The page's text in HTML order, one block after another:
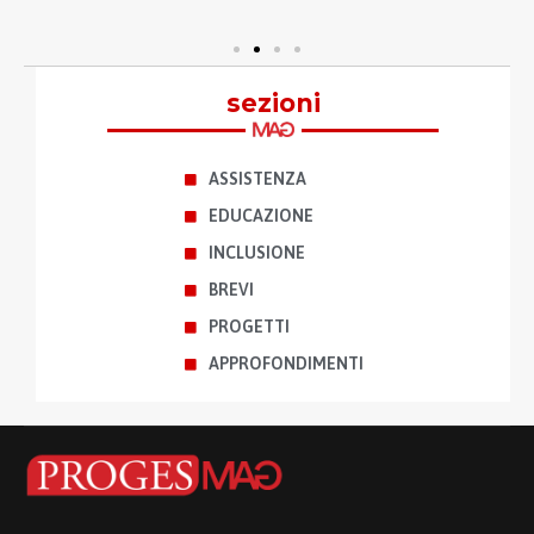
sezioni
ASSISTENZA
EDUCAZIONE
INCLUSIONE
BREVI
PROGETTI
APPROFONDIMENTI